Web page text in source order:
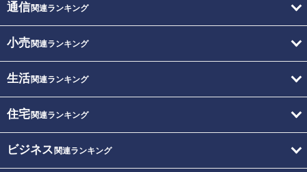
通信関連ランキング
小売関連ランキング
生活関連ランキング
住宅関連ランキング
ビジネス 関連ランキング